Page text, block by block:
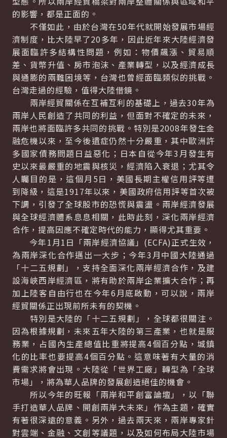
的影響，都是正面的。
不僅如此，由於台灣在50年代就開始發展市場經
濟制度，比大陸早了20多年，因此近年來大陸經濟發
展面臨許多結構性問題，例如：物價飆漲、貿易順
差、貨幣升值、房市泡沫、產業轉型，以及經濟成長
與通膨的兩難困境等，台灣也曾經面臨類似的挑戰。
台灣走過的經驗，值得大陸借鏡。
兩岸經貿關係在互補互利的基礎上，過去30年為
兩岸人民創造了共同的利益，但面對不確定的未來，
兩岸也將面臨許多共同的挑戰。特別是2008年發生金
融危機以來，至今後遺症仍然十分嚴重，其中歐洲許
多國家債務問題日益惡化；日本自從今年3月發生有
史以來最嚴重的地震與核災，經濟陷入衰退；尤其令
人矚目的是，這個月5日，美國長期主權信用評等遭
到降級，這是1917年以來，美國政府信用評等首次被
下調，引發了全球股市的恐慌與震盪。兩岸經濟發展
與全球經濟體系息息相關，此時此刻，深化兩岸經濟
合作，提高因應不確定時代的能力，顯得尤其重要。
今年1月1日「兩岸經濟協議」(ECFA)正式生效，
為兩岸深化合作邁出一大步；今年3月中國大陸通過
「十二五規劃」，支持全面深化兩岸經濟合作，及建
設海峽西岸經濟區，將有助於兩岸企業擴大合作；再
加上陸客自由行也在今年6月底啟動，可以說，兩岸
經貿關係正出現前所未有的契機。
特別是大陸的「十二五規劃」，全球都很關注。
因為根據規劃，未來五年大陸的第三產業，也就是服
務業，占國內生產總值比重將提高4個百分點，城鎮
化的比率也要提高4個百分點。這意味著有大量的消
費需求將會出現。大陸從「世界工廠」轉型為「全球
市場」，將為華人品牌的發展創造絕佳的機會。
所以今年的旺報「兩岸和平創富論壇」，以「聯
手打造華人品牌、開創兩岸大未來」作為主題，確實
有著很深遠的意義。另外，過去兩天來，兩岸專家針
對雲端、金融、文創等議題，以及如何布局大陸市場